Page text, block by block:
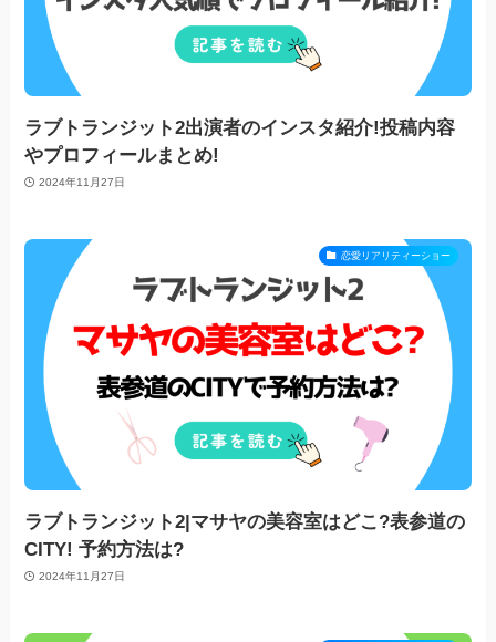
ラブトランジット2出演者のインスタ紹介!投稿内容
やプロフィールまとめ!
2024年11月27日
恋愛リアリティーショー
ラブトランジット2|マサヤの美容室はどこ?表参道の
CITY! 予約方法は?
2024年11月27日